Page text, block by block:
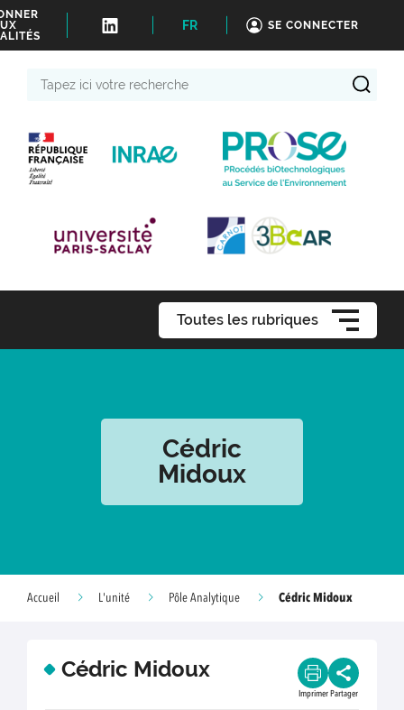
FR SE CONNECTER
Toutes les rubriques
Cédric
Midoux
Accueil L'unité Pôle Analytique Cédric Midoux
Cédric Midoux
Imprimer Partager